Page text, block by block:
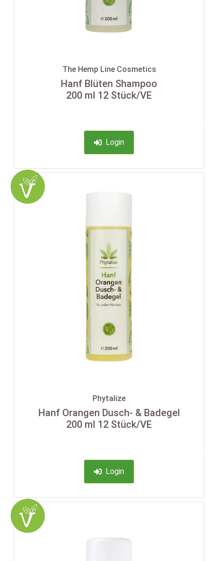
The Hemp Line Cosmetics
Hanf Blüten Shampoo
200 ml 12 Stück/VE
Login
-35%
Phytalize
Hanf Orangen Dusch- & Badegel
200 ml 12 Stück/VE
Login
-35%